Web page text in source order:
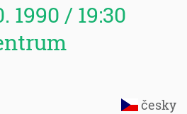
1990 / 19:30
česky